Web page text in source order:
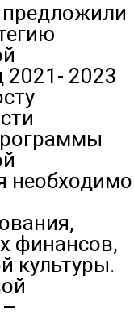
2021- 2023
необходимо
финансов,
культуры.